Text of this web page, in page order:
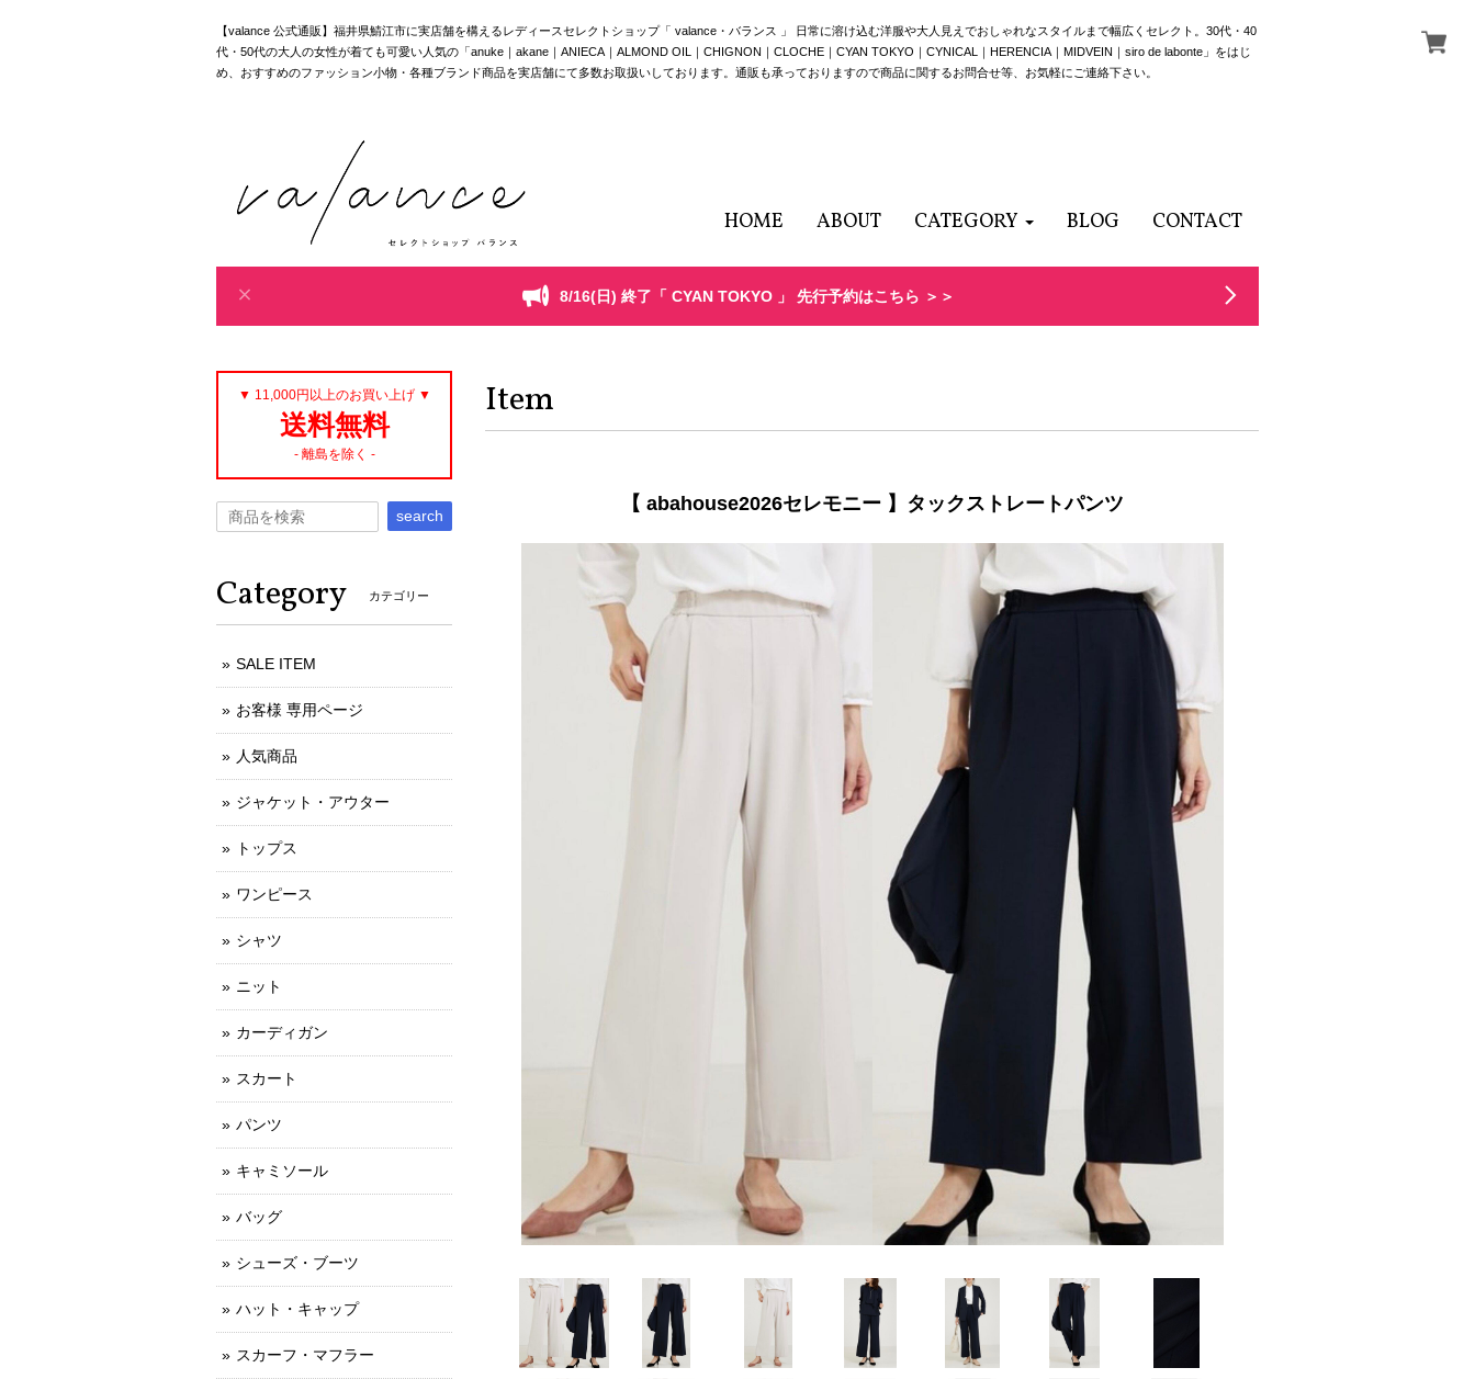
【valance 公式通販】福井県鯖江市に実店舗を構えるレディースセレクトショップ「 valance・バランス 」 日常に溶け込む洋服や大人見えでおしゃれなスタイルまで幅広くセレクト。30代・40
代・50代の大人の女性が着ても可愛い人気の「anuke｜akane｜ANIECA｜ALMOND OIL｜CHIGNON｜CLOCHE｜CYAN TOKYO｜CYNICAL｜HERENCIA｜MIDVEIN｜siro de labonte」をはじ
め、おすすめのファッション小物・各種ブランド商品を実店舗にて多数お取扱いしております。通販も承っておりますので商品に関するお問合せ等、お気軽にご連絡下さい。
HOME ABOUT CATEGORY BLOG CONTACT
8/16(日) 終了「 CYAN TOKYO 」 先行予約はこちら ＞＞
Item
【 abahouse2026セレモニー 】タックストレートパンツ
▼ 11,000円以上のお買い上げ ▼
送料無料
- 離島を除く -
search
Category カテゴリー
SALE ITEM
お客様 専用ページ
人気商品
ジャケット・アウター
トップス
ワンピース
シャツ
ニット
カーディガン
スカート
パンツ
キャミソール
バッグ
シューズ・ブーツ
ハット・キャップ
スカーフ・マフラー